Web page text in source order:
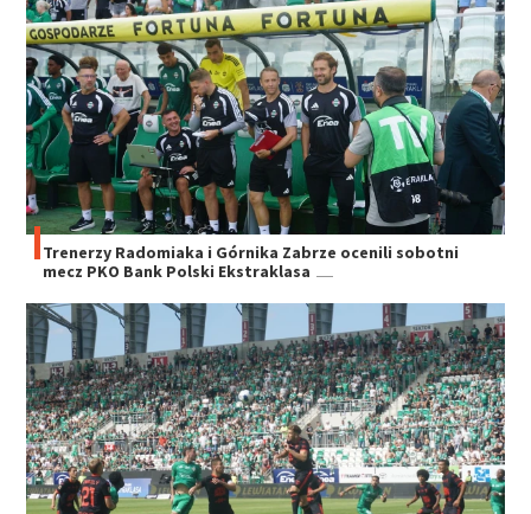
Trenerzy Radomiaka i Górnika Zabrze ocenili sobotni
mecz PKO Bank Polski Ekstraklasa